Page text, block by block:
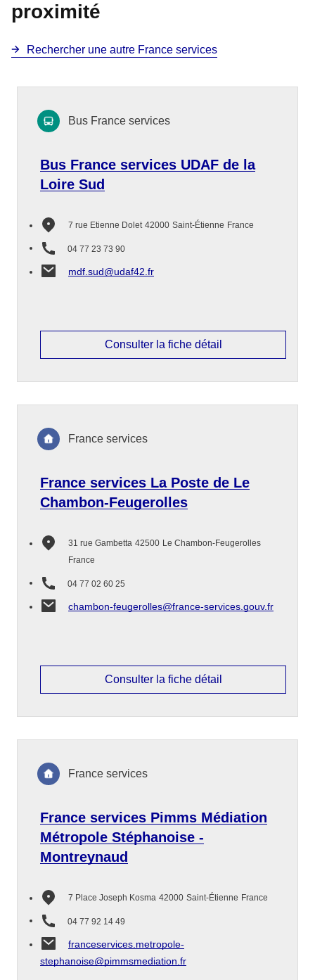
proximité
Rechercher une autre France services
Bus France services UDAF de la
Loire Sud
7 rue Etienne Dolet 42000 Saint-Étienne France
04 77 23 73 90
mdf.sud@udaf42.fr
Bus France services
Consulter la fiche détail
France services La Poste de Le
Chambon-Feugerolles
31 rue Gambetta 42500 Le Chambon-Feugerolles
France
04 77 02 60 25
chambon-feugerolles@france-services.gouv.fr
France services
Consulter la fiche détail
France services Pimms Médiation
Métropole Stéphanoise -
Montreynaud
7 Place Joseph Kosma 42000 Saint-Étienne France
04 77 92 14 49
franceservices.metropole-
stephanoise@pimmsmediation.fr
France services